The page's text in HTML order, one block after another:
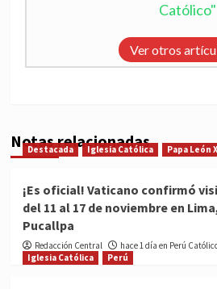
Católico"
Ver otros
Notas relacionadas
Destacada Iglesia Católica Papa León
¡Es oficial! Vaticano confirmó
del 11 al 17 de noviembre en
Pucallpa
Redacción Central
hace 1 día en Perú
Iglesia Católica
Perú